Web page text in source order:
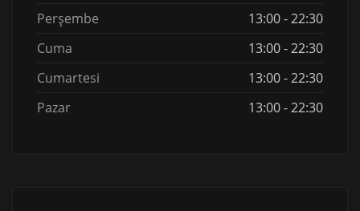
Perşembe
13:00 - 22:30
Cuma
13:00 - 22:30
Cumartesi
13:00 - 22:30
Pazar
13:00 - 22:30